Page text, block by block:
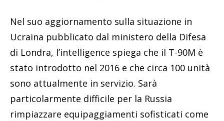
Nel suo aggiornamento sulla situazione in
Ucraina pubblicato dal ministero della Difesa
di Londra, l’intelligence spiega che il T-90M è
stato introdotto nel 2016 e che circa 100 unità
sono attualmente in servizio. Sarà
particolarmente difficile per la Russia
rimpiazzare equipaggiamenti sofisticati come